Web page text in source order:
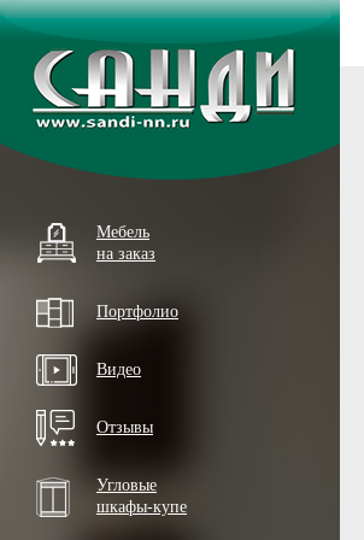
Мебель
на заказ
Портфолио
Видео
Отзывы
Угловые
шкафы-купе